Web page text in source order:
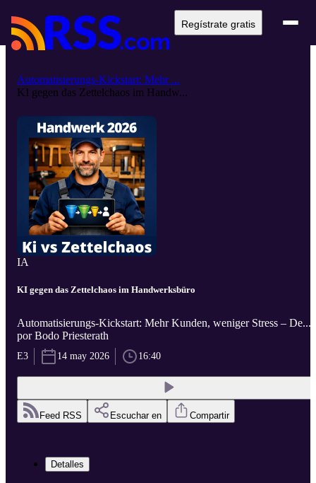
Regístrate gratis
Automatisierungs-Kickstart: Mehr ...
KI gegen das Zettelchaos im Handw...
IA
KI gegen das Zettelchaos im Handwerksbüro
Automatisierungs-Kickstart: Mehr Kunden, weniger Stress – De...
por Bodo Priesterath
E3 14 may 2026 16:40
Feed RSS Escuchar en Compartir
Detalles